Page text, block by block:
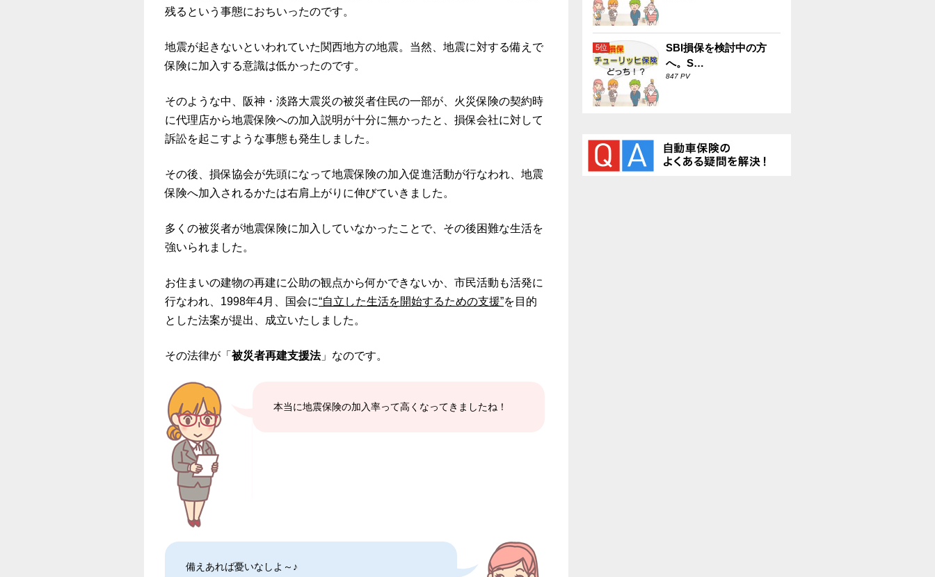
残るという事態におちいったのです。
地震が起きないといわれていた関西地方の地震。当然、地震に対する備えで
保険に加入する意識は低かったのです。
そのような中、阪神・淡路大震災の被災者住民の一部が、火災保険の契約時
に代理店から地震保険への加入説明が十分に無かったと、損保会社に対して
訴訟を起こすような事態も発生しました。
その後、損保協会が先頭になって地震保険の加入促進活動が行なわれ、地震
保険へ加入されるかたは右肩上がりに伸びていきました。
多くの被災者が地震保険に加入していなかったことで、その後困難な生活を
強いられました。
お住まいの建物の再建に公助の観点から何かできないか、市民活動も活発に
行なわれ、1998年4月、国会に“自立した生活を開始するための支援”を目的
とした法案が提出、成立いたしました。
その法律が「 被災者再建支援法」なのです。
本当に地震保険の加入率って高くなってきましたね！
備えあれば憂いなしよ～♪
SBI損保を検討中の方
へ。S…
847 PV